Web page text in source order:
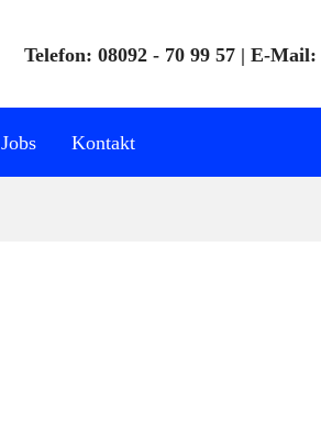
Jobs Kontakt
Telefon: 08092 - 70 99 57 | E-Mail: